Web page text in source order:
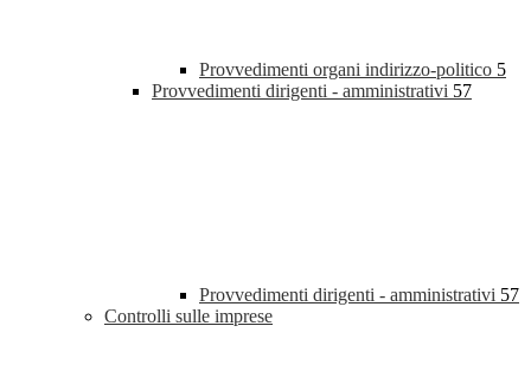
Provvedimenti organi indirizzo-politico 5
Provvedimenti dirigenti - amministrativi 57
Provvedimenti dirigenti - amministrativi 57
Controlli sulle imprese